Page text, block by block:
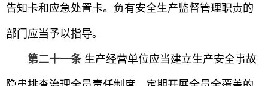
告知卡和应急处置卡。负有安全生产监督管理职责的
部门应当予以指导。
第二十一条 生产经营单位应当建立生产安全事故